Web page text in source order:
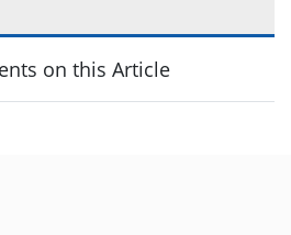
on this Article